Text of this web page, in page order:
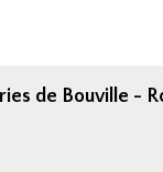
de Bouville -